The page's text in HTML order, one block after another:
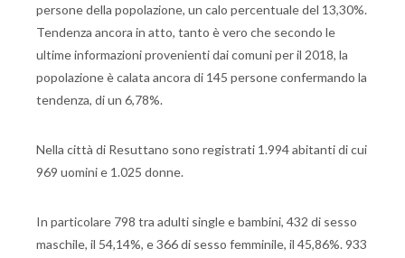
persone della popolazione, un calo percentuale del 13,30%.
Tendenza ancora in atto, tanto è vero che secondo le
ultime informazioni provenienti dai comuni per il 2018, la
popolazione è calata ancora di 145 persone confermando la
tendenza, di un 6,78%.
Nella città di Resuttano sono registrati 1.994 abitanti di cui
969 uomini e 1.025 donne.
In particolare 798 tra adulti single e bambini, 432 di sesso
maschile, il 54,14%, e 366 di sesso femminile, il 45,86%. 933